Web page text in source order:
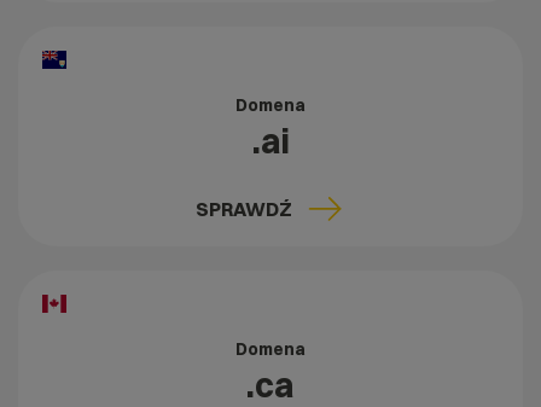
Domena
.ai
SPRAWDŹ
Domena
.ca